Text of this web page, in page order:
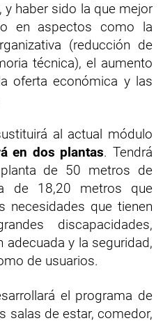
haber sido la que mejor
en aspectos como la
(reducción de
técnica), el aumento
oferta económica y las
al actual módulo
en dos plantas. Tendrá
de 50 metros de
de 18,20 metros que
necesidades que tienen
discapacidades,
adecuada y la seguridad,
de usuarios.
el programa de
salas de estar, comedor,